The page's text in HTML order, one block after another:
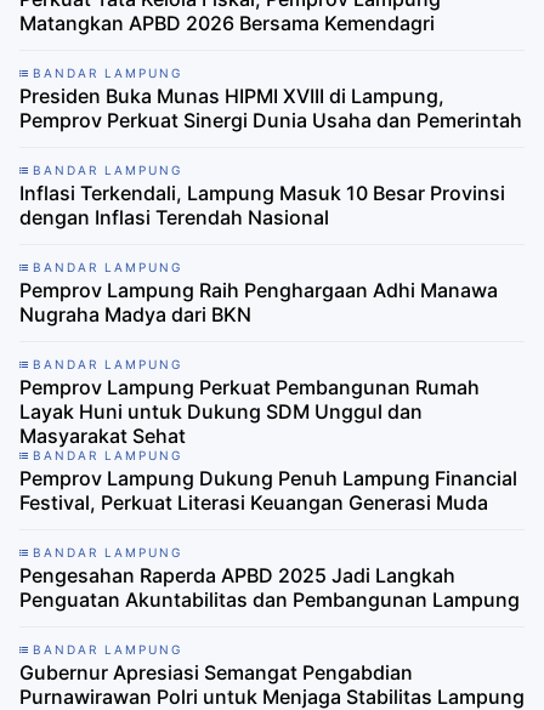
Matangkan APBD 2026 Bersama Kemendagri
BANDAR LAMPUNG
Presiden Buka Munas HIPMI XVIII di Lampung,
Pemprov Perkuat Sinergi Dunia Usaha dan Pemerintah
BANDAR LAMPUNG
Inflasi Terkendali, Lampung Masuk 10 Besar Provinsi
dengan Inflasi Terendah Nasional
BANDAR LAMPUNG
Pemprov Lampung Raih Penghargaan Adhi Manawa
Nugraha Madya dari BKN
BANDAR LAMPUNG
Pemprov Lampung Perkuat Pembangunan Rumah
Layak Huni untuk Dukung SDM Unggul dan
Masyarakat Sehat
BANDAR LAMPUNG
Pemprov Lampung Dukung Penuh Lampung Financial
Festival, Perkuat Literasi Keuangan Generasi Muda
BANDAR LAMPUNG
Pengesahan Raperda APBD 2025 Jadi Langkah
Penguatan Akuntabilitas dan Pembangunan Lampung
BANDAR LAMPUNG
Gubernur Apresiasi Semangat Pengabdian
Purnawirawan Polri untuk Menjaga Stabilitas Lampung